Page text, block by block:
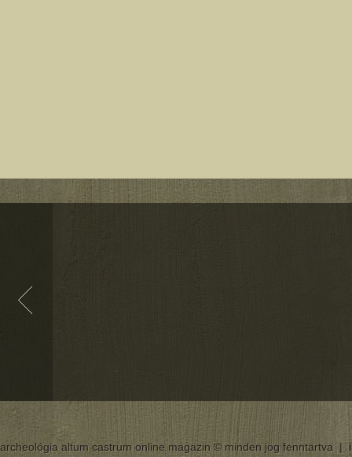
archeológia altum castrum online magazin © minden jog fenntartva |